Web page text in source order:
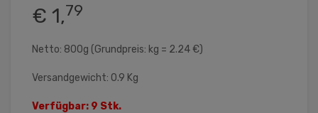
€ 1,79
Netto: 800g (Grundpreis: kg = 2.24 €)
Versandgewicht: 0.9 Kg
Verfügbar: 9 Stk.